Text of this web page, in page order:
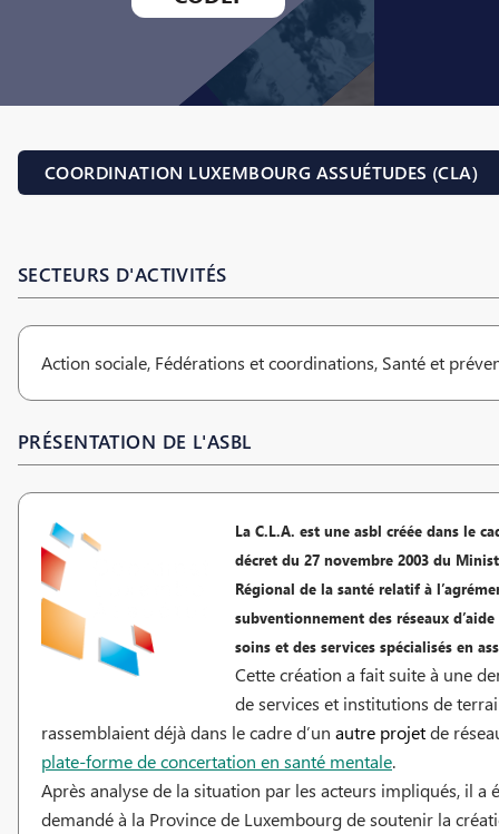
COORDINATION LUXEMBOURG ASSUÉTUDES (CLA)
SECTEURS D'ACTIVITÉS
Action sociale, Fédérations et coordinations, Santé et
PRÉSENTATION DE L'ASBL
La C.L.A. est une asbl créée dans le
décret du 27 novembre 2003 du
Régional de la santé relatif à
subventionnement des réseaux
soins et des services spécialisés en
Cette création a fait suite à une
de services et institutions de
rassemblaient déjà dans le cadre d’un autre projetde
plate-forme de concertation en santé mentale.
Après analyse de la situation par les acteurs impliqués, il a
demandé à la Province de Luxembourg de soutenir la